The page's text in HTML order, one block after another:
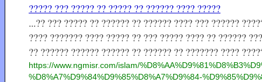
????? ??? ????? ?? ????? ?? ?????? ???? ?????
...?? ??? ????? ?? ?????? ?? ?????? ???? ??? ??????
???? ??????? ???? ????? ?? ??? ????? ???? ?? ??????
?? ?????? ?????? ?????? ?? ?????? ?? ??????? ????
https://www.ngmisr.com/islam/
%D8%A7%D9%84%D9%85%D8%A7%D9%84-